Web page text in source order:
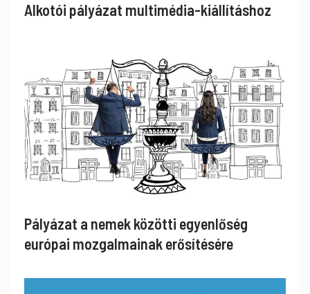
Alkotói pályázat multimédia-kiállításhoz
Pályázat a nemek közötti egyenlőség
európai mozgalmainak erősítésére